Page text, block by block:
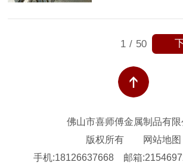
1 / 50
佛山市喜师傅金属制品有限
版权所有
网站地图
手机:18126637668 邮箱